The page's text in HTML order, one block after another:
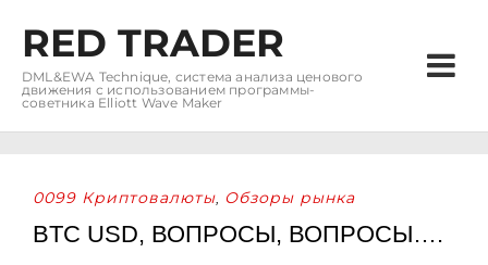
RED TRADER
DML&EWA Technique, система анализа ценового
движения с использованием программы-
советника Elliott Wave Maker
0099 Криптовалюты, Обзоры рынка
BTC USD, ВОПРОСЫ, ВОПРОСЫ….